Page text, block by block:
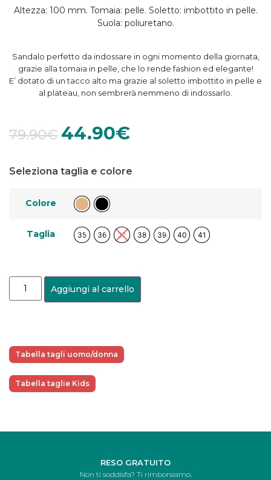
Altezza: 100 mm. Tomaia: pelle. Soletto: imbottito in pelle.
Suola: poliuretano.
Sandalo perfetto da indossare in ogni momento della giornata,
grazie alla tomaia in pelle, che lo rende fashion ed elegante!
E’ dotato di un tacco alto ma grazie al soletto imbottito in pelle e
al plateau, non sembrerà nemmeno di indossarlo.
79.90€ 44.90€
Seleziona taglia e colore
Colore
Taglia 35 36 37 38 39 40 41
Aggiungi al carrello
Tabella tagli uomo/donna
Tabella taglie Kids
RESO GRATUITO
Non ti soddisfa? Ti rimborsiamo.